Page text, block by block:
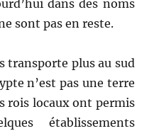
dans des noms
sont pas en reste.
transporte plus au sud
n’est pas une terre
rois locaux ont permis
établissements